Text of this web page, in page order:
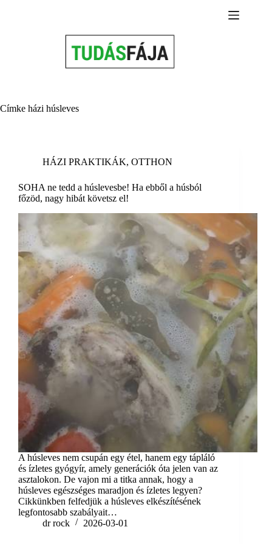
Címke házi húsleves
HÁZI PRAKTIKÁK, OTTHON
SOHA ne tedd a húslevesbe! Ha ebből a húsból
főzöd, nagy hibát követsz el!
A húsleves nem csupán egy étel, hanem egy tápláló
és ízletes gyógyír, amely generációk óta jelen van az
asztalokon. De vajon mi a titka annak, hogy a
húsleves egészséges maradjon és ízletes legyen?
Cikkünkben felfedjük a húsleves elkészítésének
legfontosabb szabályait…
dr rock
2026-03-01